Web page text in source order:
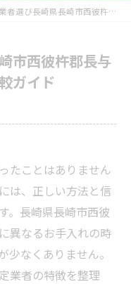
崎県長崎市西彼杵郡長与町で庭木の費用や時期比較ガイド
市西彼杵郡長与
ガイド
たことはありません
は、正しい方法と信
。長崎県長崎市西彼
異なるお手入れの時
なくありません。
業者の特徴を整理